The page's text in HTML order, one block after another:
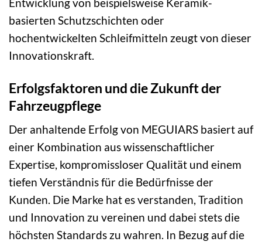
basierten Schutzschichten oder
hochentwickelten Schleifmitteln zeugt von dieser
Innovationskraft.
Erfolgsfaktoren und die Zukunft der
Fahrzeugpflege
Der anhaltende Erfolg von MEGUIARS basiert auf
einer Kombination aus wissenschaftlicher
Expertise, kompromissloser Qualität und einem
tiefen Verständnis für die Bedürfnisse der
Kunden. Die Marke hat es verstanden, Tradition
und Innovation zu vereinen und dabei stets die
höchsten Standards zu wahren. In Bezug auf die